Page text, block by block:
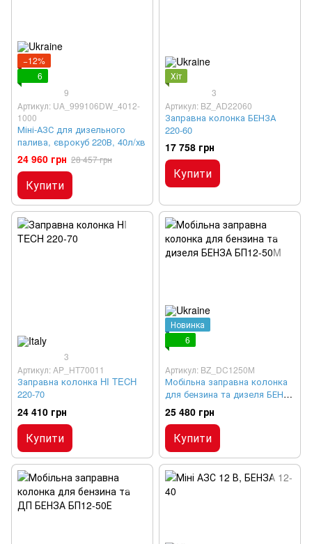
−12%
6
9
Артикул: UA_999106DW_4012-
1000
Міні-АЗС для дизельного
палива, єврокуб 220В, 40л/хв
24 960 грн 28 457 грн
Купити
Хіт
3
Артикул: BZ_AD22060
Заправна колонка БЕНЗА
220-60
17 758 грн
Купити
3
Артикул: AP_HT70011
Заправна колонка HI TECH
220-70
24 410 грн
Купити
Новинка
6
Артикул: BZ_DC1250М
Мобільна заправна колонка
для бензина та дизеля БЕНЗА
БП12-50M
25 480 грн
Купити